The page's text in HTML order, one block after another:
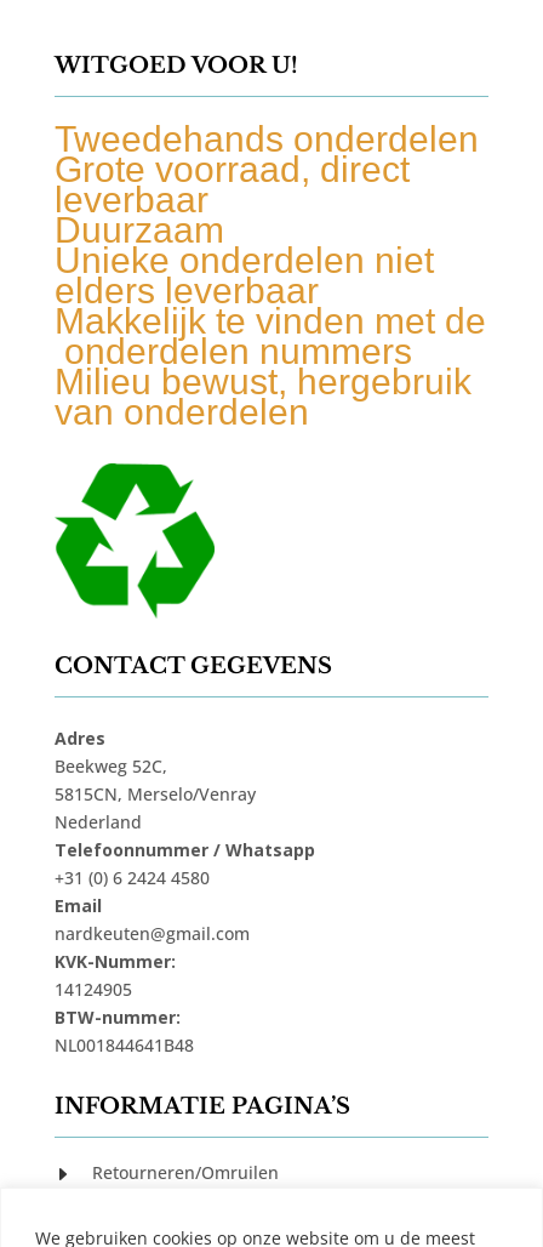
We gebruiken cookies op onze website om u de meest
WITGOED VOOR U!
Tweedehands onderdelen
Grote voorraad, direct
leverbaar
Duurzaam
Unieke onderdelen niet
elders leverbaar
Makkelijk te vinden met de
onderdelen nummers
Milieu bewust, hergebruik
van onderdelen
CONTACT GEGEVENS
Adres
Beekweg 52C,
5815CN, Merselo/Venray
Nederland
Telefoonnummer / Whatsapp
+31 (0) 6 2424 4580
Email
nardkeuten@gmail.com
KVK-Nummer:
14124905
BTW-nummer:
NL001844641B48
INFORMATIE PAGINA’S
E Retourneren/Omruilen